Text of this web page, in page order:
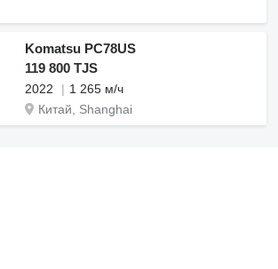
Komatsu PC78US
119 800 TJS
2022
1 265 м/ч
Китай, Shanghai